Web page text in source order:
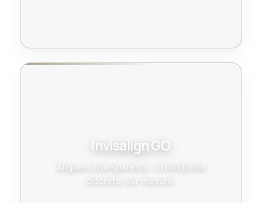
Invisalign GO
Aligners transparents : orthodontie
discrète, sur mesure.